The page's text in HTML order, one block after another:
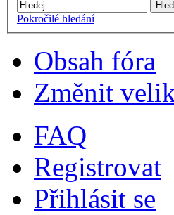
Pokročilé hledání
Obsah fóra
Změnit
FAQ
Registrovat
Přihlásit se